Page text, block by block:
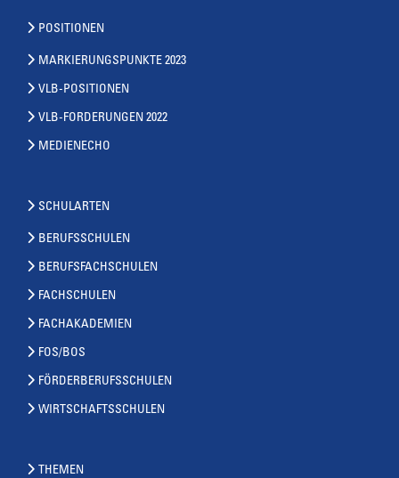
POSITIONEN
MARKIERUNGSPUNKTE 2023
VLB-POSITIONEN
VLB-FORDERUNGEN 2022
MEDIENECHO
SCHULARTEN
BERUFSSCHULEN
BERUFSFACHSCHULEN
FACHSCHULEN
FACHAKADEMIEN
FOS/BOS
FÖRDERBERUFSSCHULEN
WIRTSCHAFTSSCHULEN
THEMEN